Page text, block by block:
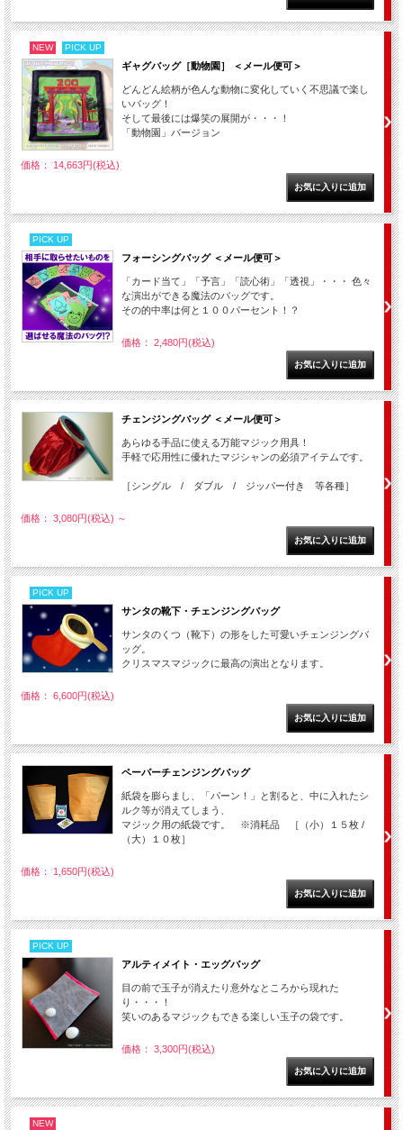
NEW PICK UP
ギャグバッグ［動物園］ ＜メール便可＞
どんどん絵柄が色んな動物に変化していく不思議で楽し
いバッグ！
そして最後には爆笑の展開が・・・！
「動物園」バージョン
価格： 14,663円(税込)
PICK UP
フォーシングバッグ ＜メール便可＞
「カード当て」「予言」「読心術」「透視」・・・ 色々
な演出ができる魔法のバッグです。
その的中率は何と１００パーセント！？
価格： 2,480円(税込)
チェンジングバッグ ＜メール便可＞
あらゆる手品に使える万能マジック用具！
手軽で応用性に優れたマジシャンの必須アイテムです。
［シングル / ダブル / ジッパー付き 等各種］
価格： 3,080円(税込) ～
PICK UP
サンタの靴下・チェンジングバッグ
サンタのくつ（靴下）の形をした可愛いチェンジングバ
ッグ。
クリスマスマジックに最高の演出となります。
価格： 6,600円(税込)
ペーパーチェンジングバッグ
紙袋を膨らまし、「パーン！」と割ると、中に入れたシ
ルク等が消えてしまう、
マジック用の紙袋です。 ※消耗品 ［（小）１５枚 /
（大）１０枚］
価格： 1,650円(税込)
PICK UP
アルティメイト・エッグバッグ
目の前で玉子が消えたり意外なところから現れた
り・・・！
笑いのあるマジックもできる楽しい玉子の袋です。
価格： 3,300円(税込)
NEW